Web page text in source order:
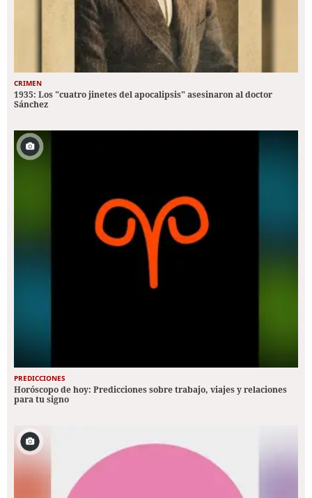
CRIMEN
1935: Los "cuatro jinetes del apocalipsis" asesinaron al doctor
Sánchez
PREDICCIONES
Horóscopo de hoy: Predicciones sobre trabajo, viajes y relaciones
para tu signo